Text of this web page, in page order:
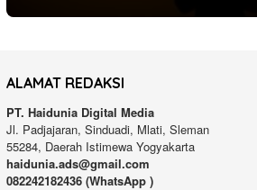
ALAMAT REDAKSI
PT. Haidunia Digital Media
Jl. Padjajaran, Sinduadi, Mlati, Sleman
55284, Daerah Istimewa Yogyakarta
haidunia.ads@gmail.com
082242182436 (WhatsApp )